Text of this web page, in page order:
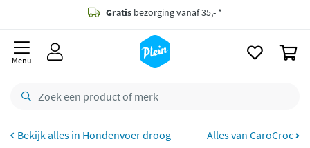
Gratis bezorging vanaf 35,- *
besteld,maandag
retourneren
CO2 neutraal
Menu
Hondenvoer droog Alles van CaroCroc